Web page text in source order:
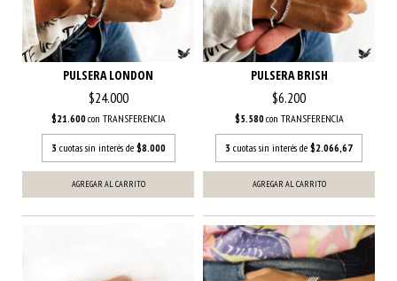
PULSERA LONDON
$24.000
$21.600con TRANSFERENCIA
3 cuotas sin interés de $8.000
PULSERA BRISH
$6.200
$5.580con TRANSFERENCIA
3 cuotas sin interés de $2.066,67